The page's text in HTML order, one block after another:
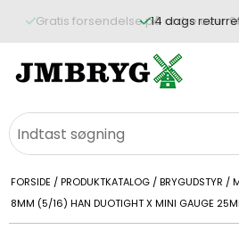
14 dags
FORSIDE / PRODUKTKATALOG /BRYGUDSTYR /
8MM (5/16) HAN DUOTIGHT X MINI GAUGE